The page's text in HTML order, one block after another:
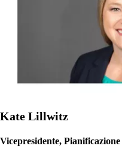
Kate Lillwitz
Vicepresidente,